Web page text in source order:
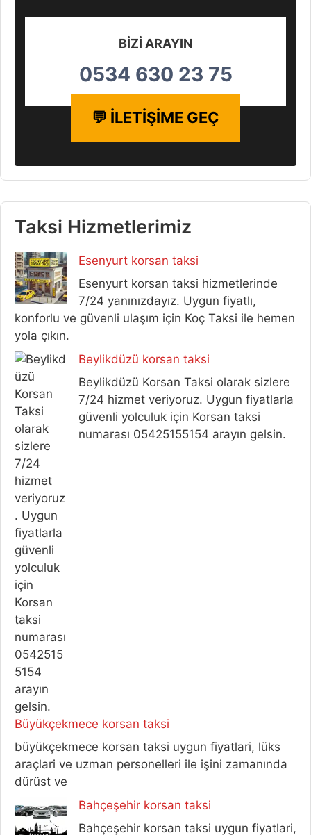
BİZİ ARAYIN
0534 630 23 75
💬 İLETİŞİME GEÇ
Taksi Hizmetlerimiz
Esenyurt korsan taksi
Esenyurt korsan taksi hizmetlerinde
7/24 yanınızdayız. Uygun fiyatlı,
konforlu ve güvenli ulaşım için Koç Taksi ile hemen
yola çıkın.
Beylikdüzü korsan taksi
Beylikdüzü Korsan Taksi olarak sizlere
7/24 hizmet veriyoruz. Uygun fiyatlarla
güvenli yolculuk için Korsan taksi
numarası 05425155154 arayın gelsin.
Büyükçekmece korsan taksi
büyükçekmece korsan taksi uygun fiyatlari, lüks
araçlari ve uzman personelleri ile işini zamanında
dürüst ve
Bahçeşehir korsan taksi
Bahçeşehir korsan taksi uygun fiyatlari,